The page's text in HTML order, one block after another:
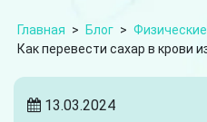
Главная > Блог > Физические
Как перевести сахар в крови
13.03.2024